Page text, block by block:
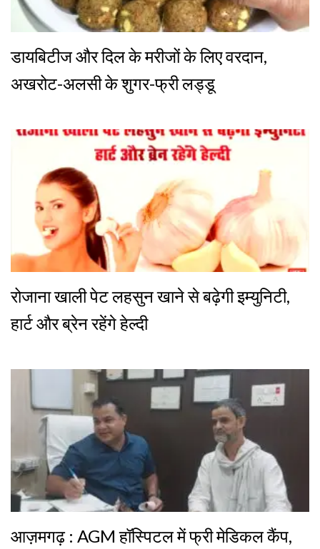
डायबिटीज और दिल के मरीजों के लिए वरदान,
अखरोट-अलसी के शुगर-फ्री लड्डू
रोजाना खाली पेट लहसुन खाने से बढ़ेगी इम्युनिटी,
हार्ट और ब्रेन रहेंगे हेल्दी
आज़मगढ़ : AGM हॉस्पिटल में फ्री मेडिकल कैंप,